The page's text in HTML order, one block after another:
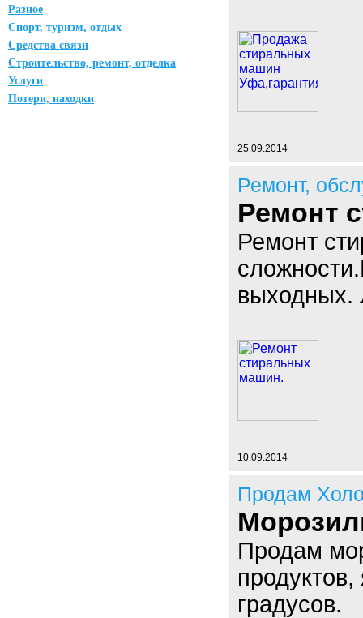
Разное
Спорт, туризм, отдых
Средства связи
Строительство, ремонт, отделка
Услуги
Потери, находки
25.09.2014
Ремонт,
Ремонт
Ремонт
выходных.
10.09.2014
Продам
Продам
градусов.